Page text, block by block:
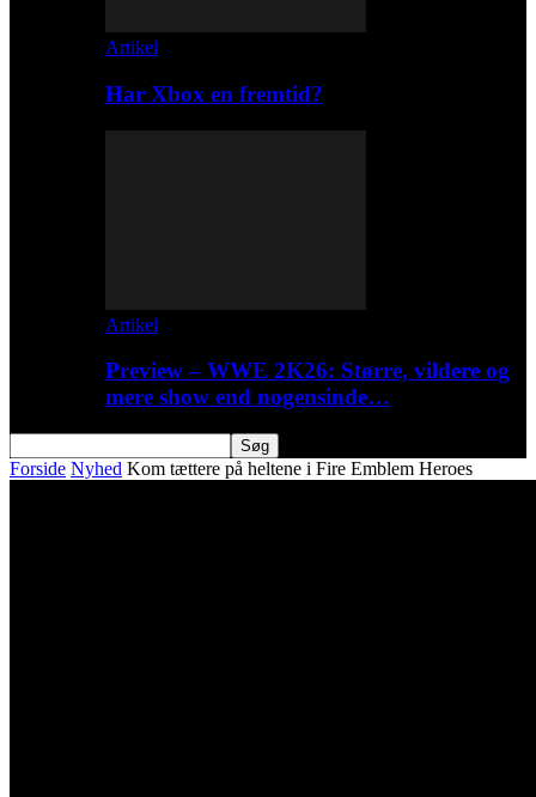
Artikel
Har Xbox en fremtid?
Artikel
Preview – WWE 2K26: Større, vildere og
mere show end nogensinde…
Forside Nyhed Kom tættere på heltene i Fire Emblem Heroes